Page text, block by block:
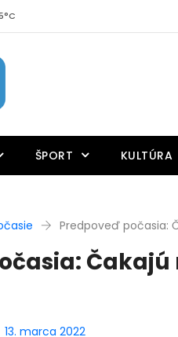
°C
ŠPORT KULTÚRA
Predpoveď počasia:
13. marca 2022